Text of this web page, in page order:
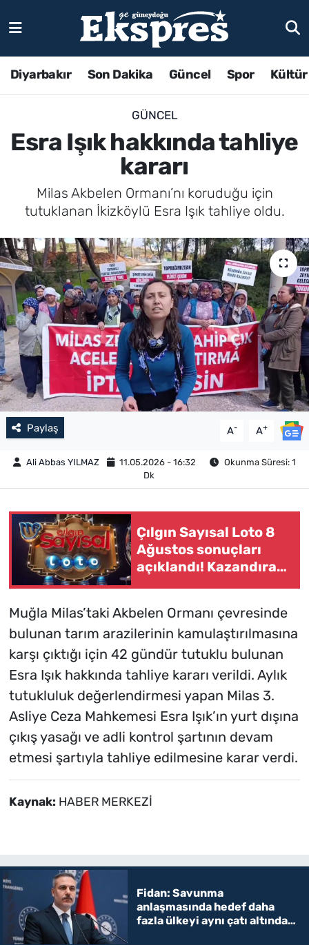
Diyarbakır Son Dakika Güncel Spor
GÜNCEL
Esra Işık hakkında tahliye
kararı
Milas Akbelen Ormanı’nı koruduğu için
tutuklanan İkizköylü Esra Işık tahliye oldu.
Paylaş A- A+
Ali Abbas YILMAZ 11.05.2026 - 16:32
Okunma Süresi: 1
Dk
Çılgın Sayısal Loto 8
Ağustos sonuçları
açıklandı! Kazandıran
Muğla Milas’taki Akbelen Ormanı çevresinde
bulunan tarım arazilerinin kamulaştırılmasına
karşı çıktığı için 42 gündür tutuklu bulunan
Esra Işık hakkında tahliye kararı verildi. Aylık
tutukluluk değerlendirmesi yapan Milas 3.
Asliye Ceza Mahkemesi Esra Işık’ın yurt dışına
çıkış yasağı ve adli kontrol şartının devam
etmesi şartıyla tahliye edilmesine karar verdi.
Kaynak: HABER MERKEZİ
Fidan: Savunma
anlaşmasında hedef daha
fazla ülkeyi aynı çatı altında